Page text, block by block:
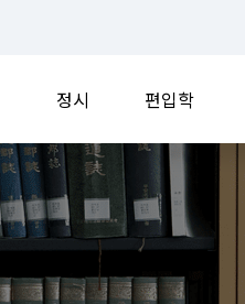
정시 편입학